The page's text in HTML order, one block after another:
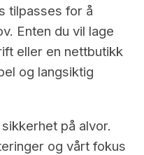
tilpasses for å
Enten du vil lage
eller en nettbutikk
og langsiktig
på alvor.
og vårt fokus